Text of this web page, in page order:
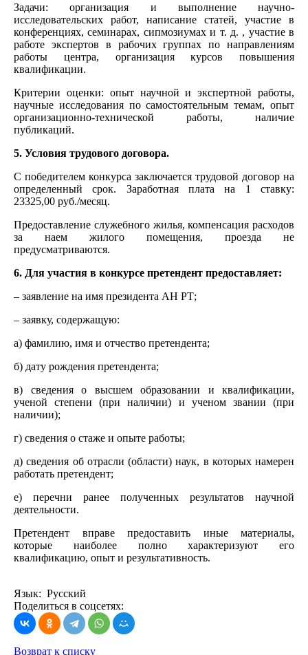
Задачи: организация и выполнение научно-
исследовательских работ, написание статей, участие в
конференциях, семинарах, сипмозиумах и т. д. , участие в
работе экспертов в рабочих группах по направлениям
работы центра, организация курсов повышения
квалификации.
Критерии оценки: опыт научной и экспертной работы,
научные исследования по самостоятельным темам, опыт
организационно-технической работы, наличие
публикаций.
5. Условия трудового договора.
С победителем конкурса заключается трудовой договор на
определенный срок. Заработная плата на 1 ставку:
23325,00 руб./месяц.
Предоставление служебного жилья, компенсация расходов
за наем жилого помещения, проезда не
предусматриваются.
6. Для участия в конкурсе претендент предоставляет:
– заявление на имя президента АН РТ;
– заявку, содержащую:
а) фамилию, имя и отчество претендента;
б) дату рождения претендента;
в) сведения о высшем образовании и квалификации,
ученой степени (при наличии) и ученом звании (при
наличии);
г) сведения о стаже и опыте работы;
д) сведения об отрасли (области) наук, в которых намерен
работать претендент;
е) перечни ранее полученных результатов научной
деятельности.
Претендент вправе предоставить иные материалы,
которые наиболее полно характеризуют его
квалификацию, опыт и результативность.
Язык: Русский
Поделиться в соцсетях:
Возврат к списку